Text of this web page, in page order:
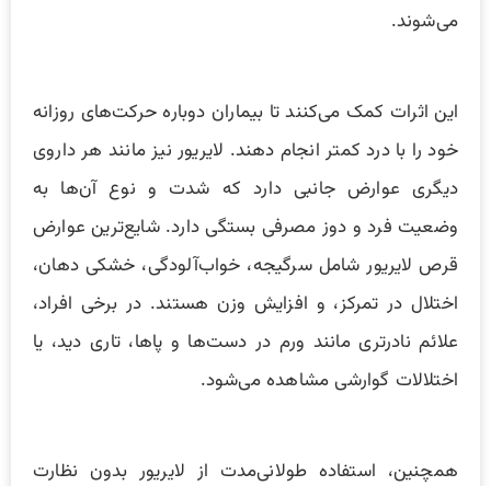
می‌شوند.
این اثرات کمک می‌کنند تا بیماران دوباره حرکت‌های روزانه
خود را با درد کمتر انجام دهند. لایریور نیز مانند هر داروی
دیگری عوارض جانبی دارد که شدت و نوع آن‌ها به
وضعیت فرد و دوز مصرفی بستگی دارد. شایع‌ترین عوارض
قرص لایریور شامل سرگیجه، خواب‌آلودگی، خشکی دهان،
اختلال در تمرکز، و افزایش وزن هستند. در برخی افراد،
علائم نادرتری مانند ورم در دست‌ها و پاها، تاری دید، یا
اختلالات گوارشی مشاهده می‌شود.
همچنین، استفاده طولانی‌مدت از لایریور بدون نظارت